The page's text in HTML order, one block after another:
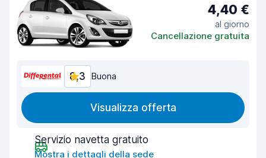
4,40 €
al giorno
Cancellazione gratuita
8,3 Buona
Visualizza offerta
Servizio navetta gratuito
Mostra i dettagli della sede